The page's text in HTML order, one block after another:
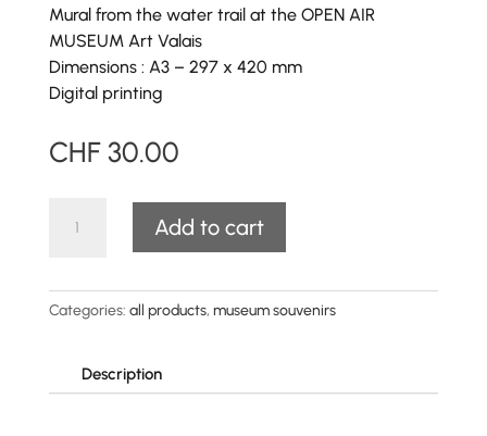
Mural from the water trail at the OPEN AIR
MUSEUM Art Valais
Dimensions : A3 – 297 x 420 mm
Digital printing
CHF30.00
"Aquamarelle"
poster
Add to cart
e
r
t
Categories: all products, museum souvenirs
Description